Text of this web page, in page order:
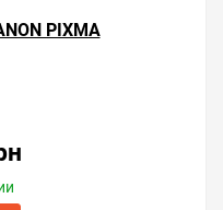
PIXMA